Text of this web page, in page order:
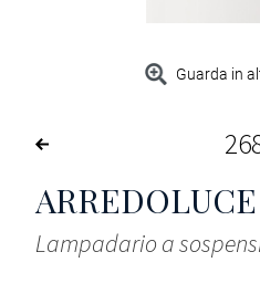
Guarda in
ARREDOLUCE
Lampadario a